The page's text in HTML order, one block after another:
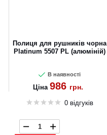
Полиця для рушників чорна
Platinum 5507 PL (алюміній)
В наявності
Ціна 986 грн.
0 відгуків